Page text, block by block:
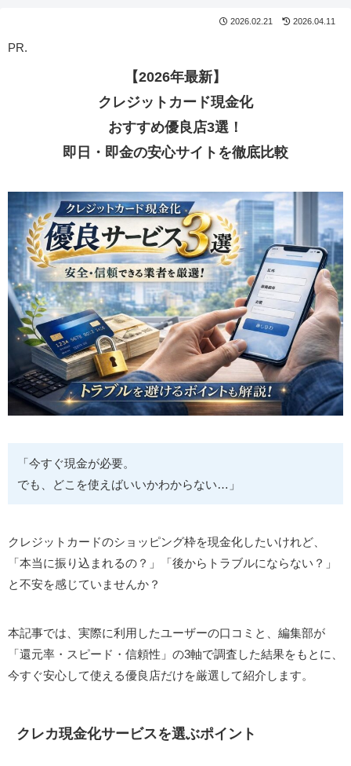
2026.02.21 2026.04.11
PR.
【2026年最新】
クレジットカード現金化
おすすめ優良店3選！
即日・即金の安心サイトを徹底比較
「今すぐ現金が必要。
でも、どこを使えばいいかわからない…」
クレジットカードのショッピング枠を現金化したいけれど、
「本当に振り込まれるの？」「後からトラブルにならない？」
と不安を感じていませんか？
本記事では、実際に利用したユーザーの口コミと、編集部が
「還元率・スピード・信頼性」の3軸で調査した結果をもとに、
今すぐ安心して使える優良店だけを厳選して紹介します。
クレカ現金化サービスを選ぶポイント